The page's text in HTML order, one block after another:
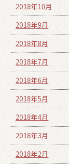
2018年10月
2018年9月
2018年8月
2018年7月
2018年6月
2018年5月
2018年4月
2018年3月
2018年2月